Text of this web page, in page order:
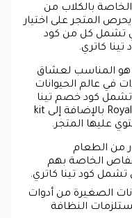
بالكلاب من
المتجر على اختيار
تشمل كل من كود
كاتري.
هو المناسب لعشاق
في عالم الحيوانات
تشمل كود خصم تينا
كاتري، وتعد كل من ماركة Royal canin بالإضافة إلى kit
من الطعام
الخاصة بهم
تشمل كود تينا كاتري.
الصغيرة من أدوات
النظافة